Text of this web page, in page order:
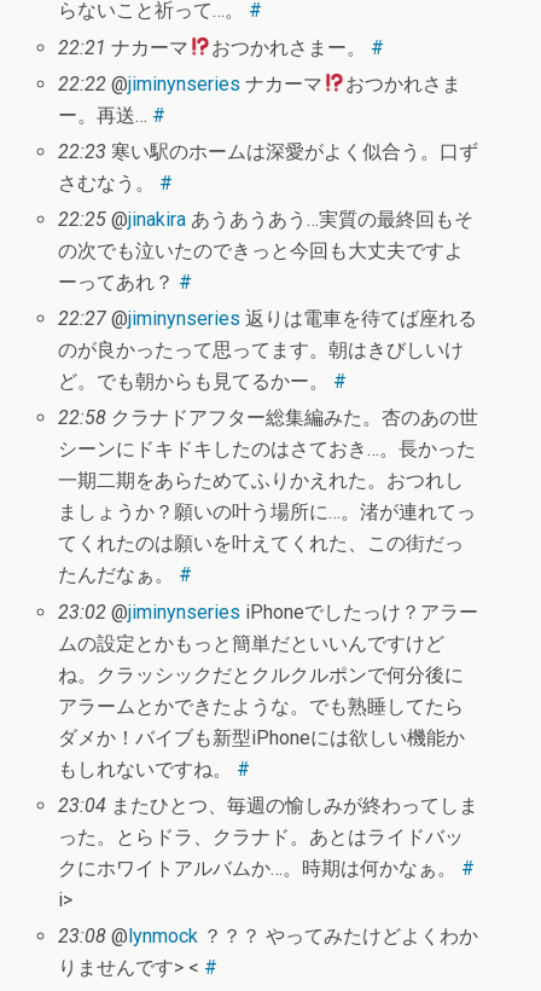
らないこと祈って…。 #
22:21 ナカーマ おつかれさまー。 #
22:22 @jiminynseries ナカーマ
おつかれさま
ー。再送… #
22:23 寒い駅のホームは深愛がよく似合う。口ず
さむなう。 #
22:25 @jinakira あうあうあう…実質の最終回もそ
の次でも泣いたのできっと今回も大丈夫ですよ
ーってあれ？ #
22:27 @jiminynseries 返りは電車を待てば座れる
のが良かったって思ってます。朝はきびしいけ
ど。でも朝からも見てるかー。 #
22:58 クラナドアフター総集編みた。杏のあの世
シーンにドキドキしたのはさておき…。長かった
一期二期をあらためてふりかえれた。おつれし
ましょうか？願いの叶う場所に…。渚が連れてっ
てくれたのは願いを叶えてくれた、この街だっ
たんだなぁ。 #
23:02 @jiminynseries iPhoneでしたっけ？アラー
ムの設定とかもっと簡単だといいんですけど
ね。クラッシックだとクルクルポンで何分後に
アラームとかできたような。でも熟睡してたら
ダメか！バイブも新型iPhoneには欲しい機能か
もしれないですね。 #
23:04 またひとつ、毎週の愉しみが終わってしま
った。とらドラ、クラナド。あとはライドバッ
クにホワイトアルバムか…。時期は何かなぁ。 #
i>
23:08 @lynmock ？？？ やってみたけどよくわか
りませんです> < #